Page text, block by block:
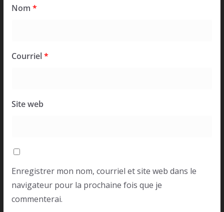
Nom *
Courriel*
Site web
Enregistrer mon nom, courriel et site web dans le
navigateur pour la prochaine fois que je
commenterai.